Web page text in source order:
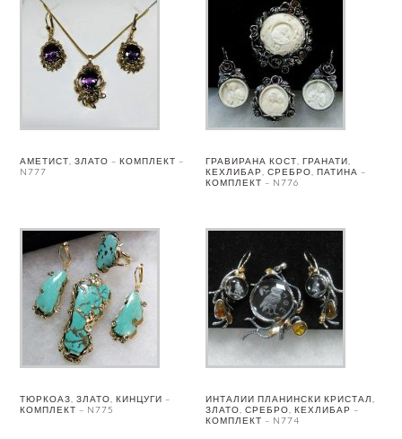
АМЕТИСТ, ЗЛАТО – КОМПЛЕКТ –
N777
ГРАВИРАНА КОСТ, ГРАНАТИ,
КЕХЛИБАР, СРЕБРО, ПАТИНА –
КОМПЛЕКТ – N776
ТЮРКОАЗ, ЗЛАТО, КИНЦУГИ –
КОМПЛЕКТ – N775
ИНТАЛИИ ПЛАНИНСКИ КРИСТАЛ,
ЗЛАТО, СРЕБРО, КЕХЛИБАР –
КОМПЛЕКТ – N774